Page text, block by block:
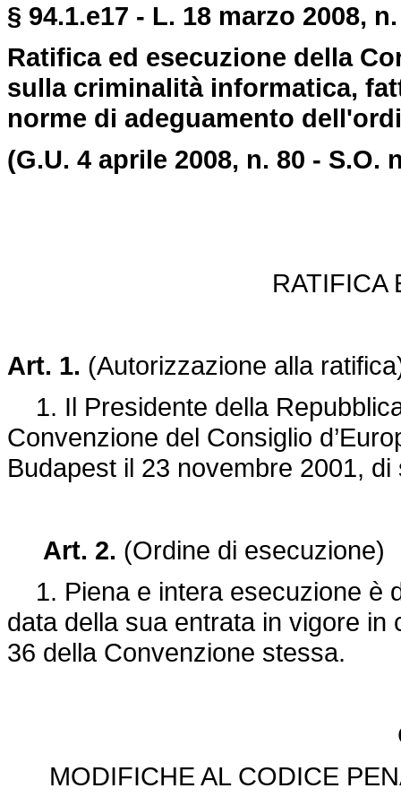
§ 94.1.e17 - L. 18 marzo 2008,
Ratifica ed esecuzione della
sulla criminalità informatica,
norme di adeguamento
(G.U. 4 aprile 2008, n. 80 - S.O.
RATIFICA
Art. 1. (Autorizzazione alla
1. Il Presidente della
Convenzione del Consiglio
Budapest il 23 novembre 2001,
Art. 2. (Ordine di esecuzione)
1. Piena e intera esecuzione è
data della sua entrata in vigore in
36 della Convenzione stessa.
MODIFICHE AL CODICE